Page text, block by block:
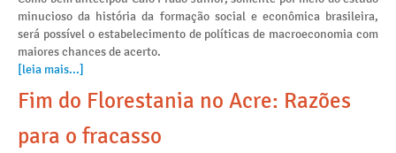
minucioso da história da formação social e econômica brasileira,
será possível o estabelecimento de políticas de macroeconomia com
maiores chances de acerto.
[leia mais...]
Fim do Florestania no Acre: Razões
para o fracasso